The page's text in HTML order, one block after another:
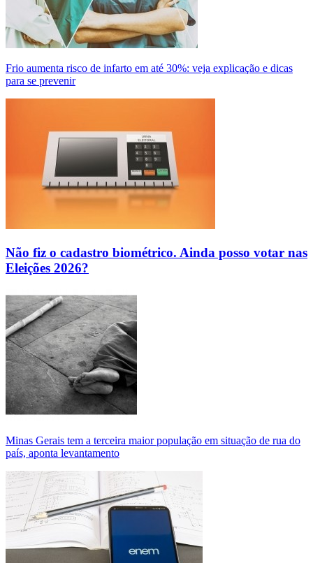
Frio aumenta risco de infarto em até 30%: veja explicação e dicas
para se prevenir
Não fiz o cadastro biométrico. Ainda posso votar nas
Eleições 2026?
Minas Gerais tem a terceira maior população em situação de rua do
país, aponta levantamento